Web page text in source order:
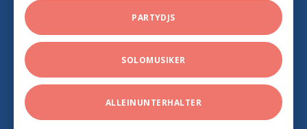
PARTYDJS
SOLOMUSIKER
ALLEINUNTERHALTER